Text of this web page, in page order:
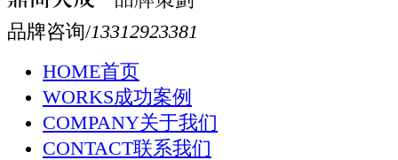
品牌咨询/13312923381
HOME首页
WORKS成功案例
COMPANY关于我们
CONTACT联系我们